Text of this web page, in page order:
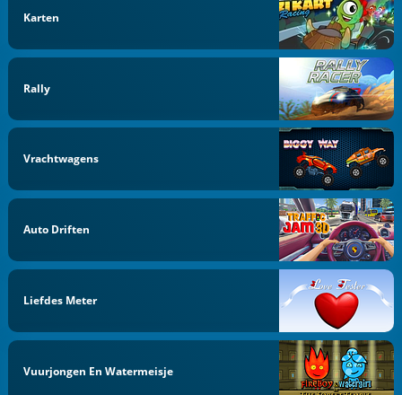
Karten
Rally
Vrachtwagens
Auto Driften
Liefdes Meter
Vuurjongen En Watermeisje